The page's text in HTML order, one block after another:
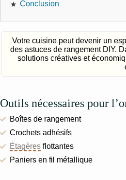
Conclusion
Votre cuisine peut devenir un
des astuces de rangement DIY.
solutions créatives et
Outils nécessaires pour
Boîtes de rangement
Crochets adhésifs
Étagères flottantes
Paniers en fil métallique